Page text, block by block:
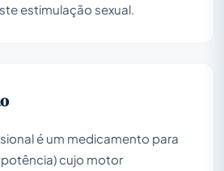
estimulação sexual.
é um medicamento para
cujo motor